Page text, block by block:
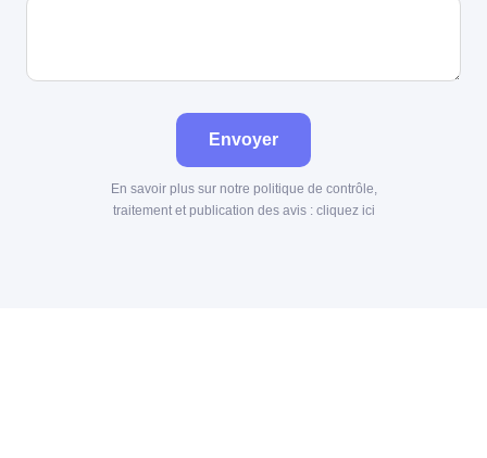
Envoyer
En savoir plus sur notre politique de contrôle,
traitement et publication des avis : cliquez ici